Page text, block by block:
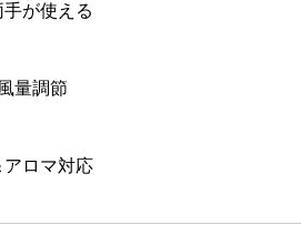
が使える
量調節
アロマ対応